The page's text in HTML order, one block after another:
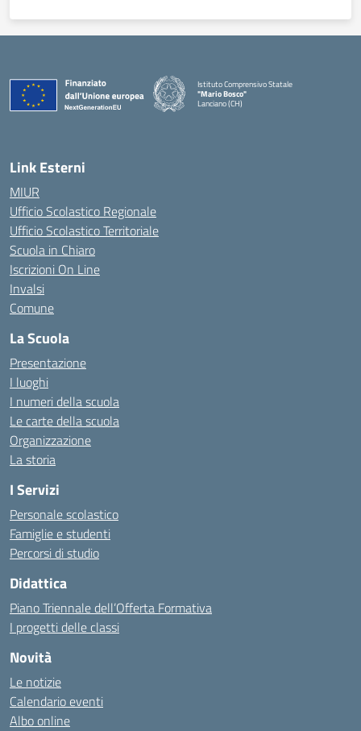
Istituto Comprensivo Statale
"Mario Bosco"
Lanciano (CH)
Link Esterni
MIUR
Ufficio Scolastico Regionale
Ufficio Scolastico Territoriale
Scuola in Chiaro
Iscrizioni On Line
Invalsi
Comune
La Scuola
Presentazione
I luoghi
I numeri della scuola
Le carte della scuola
Organizzazione
La storia
I Servizi
Personale scolastico
Famiglie e studenti
Percorsi di studio
Didattica
Piano Triennale dell’Offerta Formativa
I progetti delle classi
Novità
Le notizie
Calendario eventi
Albo online